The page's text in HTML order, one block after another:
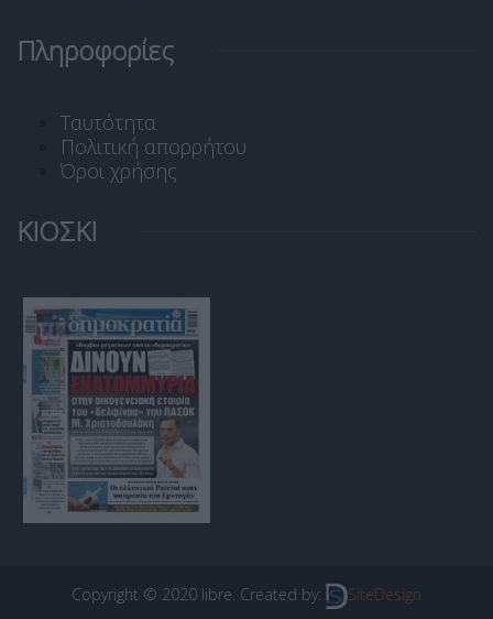
Πληροφορίες
Ταυτότητα
Πολιτική απορρήτου
Όροι χρήσης
ΚΙΟΣΚΙ
Copyright © 2020 libre. Created by: SiteDesign